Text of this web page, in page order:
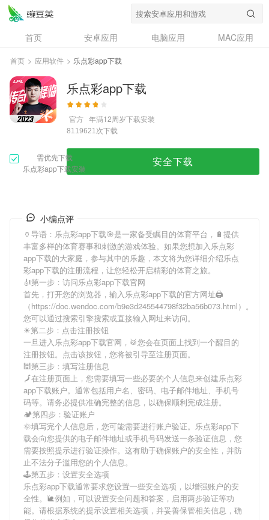
首页 安卓应用 电脑应用
MAC应用
资讯
专题
问答
首页 > 应用软件 > 乐点彩app下载
乐点彩app下载
官方 年满12周岁下载安装
8119621次下载
需优先下载
乐点彩app下载安装
安全下载
小编点评
🏺导语： 乐点彩app下载🎯是一家备受瞩目的体育平台，🔋提供
丰富多样的体育赛事和刺激的游戏体验。如果您想加入乐点彩
app下载的大家庭，参与其中的乐趣，本文将为您详细介绍乐点
彩app下载的注册流程，让您轻松开启精彩的体育之旅。
🎻第一步：访问乐点彩app下载官网
首先，打开您的浏览器，输入乐点彩app下载的官方网址🖨
（https://doc.wendoc.com/b9e3d245544798f32ba56b073.html）。
您可以通过搜索引擎搜索或直接输入网址来访问。
☀第二步：点击注册按钮
一旦进入乐点彩app下载官网，🥁您会在页面上找到一个醒目的
注册按钮。点击该按钮，您将被引导至注册页面。
🕍第三步：填写注册信息
🗾在注册页面上，您需要填写一些必要的个人信息来创建乐点彩
app下载账户。通常包括用户名、密码、电子邮件地址、手机号
码等。请务必提供准确完整的信息，以确保顺利完成注册。
🏕第四步：验证账户
🌞填写完个人信息后，您可能需要进行账户验证。 乐点彩app下
载会向您提供的电子邮件地址或手机号码发送一条验证信息，您
需要按照提示进行验证操作。这有助于确保账户的安全性，并防
止不法分子滥用您的个人信息。
🕹第五步：设置安全选项
乐点彩app下载通常要求您设置一些安全选项，以增强账户的安
全性。🐌例如，可以设置安全问题和答案，启用两步验证等功
能。请根据系统的提示设置相关选项，并妥善保管相关信息，确